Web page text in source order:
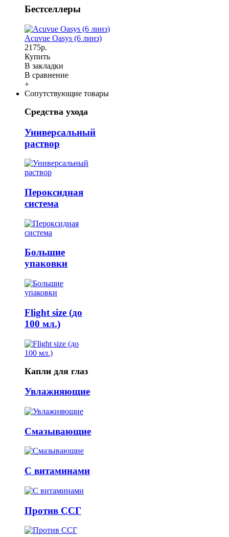
Бестселлеры
Acuvue Oasys (6 линз)
2175р.
Купить
В закладки
В сравнение
+
Сопутствующие товары
Средства ухода
Универсальный
раствор
Пероксидная
система
Большие
упаковки
Flight size (до
100 мл.)
Капли для глаз
Увлажняющие
Смазывающие
С витаминами
Против ССГ